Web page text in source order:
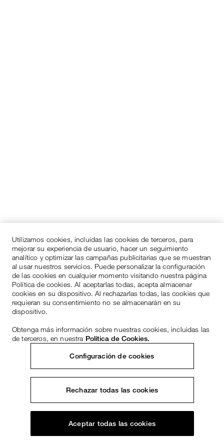
Utilizamos cookies, incluidas las cookies de terceros, para
mejorar su experiencia de usuario, hacer un seguimiento
analítico y optimizar las campañas publicitarias que se muestran
al usar nuestros servicios. Puede personalizar la configuración
de las cookies en cualquier momento visitando nuestra página
Política de cookies. Al aceptarlas todas, acepta almacenar
cookies en su dispositivo. Al rechazarlas todas, las cookies que
requieran su consentimiento no se almacenarán en su
dispositivo.
Obtenga más información sobre nuestras cookies, incluidas las
de terceros, en nuestra Política de Cookies.
Configuración de cookies
Rechazar todas las cookies
Aceptar todas las cookies